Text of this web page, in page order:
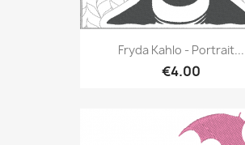
Fryda Kahlo - Portrait...
€4.00